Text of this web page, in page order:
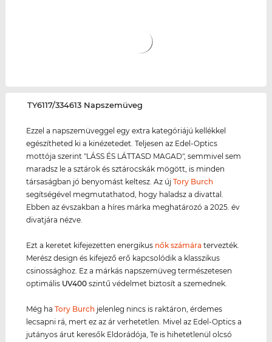
‌TY6117/334613 Napszemüveg
Ezzel a napszemüveggel egy extra kategóriájú kellékkel
egészítheted ki a kinézetedet. Teljesen az Edel-Optics
mottója szerint "LÁSS ÉS LÁTTASD MAGAD", semmivel sem
maradsz le a sztárok és sztárocskák mögött, is minden
társaságban jó benyomást keltesz. Az újTory Burch
segítségével megmutathatod, hogy haladsz a divattal.
Ebben az évszakban a híres márka meghatározó a 2025. év
divatjára nézve.
Ezt a keretet kifejezetten energikus nők számára tervezték.
Merész design és kifejező erő kapcsolódik a klasszikus
csinossághoz. Ez a márkás napszemüveg természetesen
optimális UV400 szintű védelmet biztosít a szemednek.
Még haTory Burch jelenleg nincs is raktáron, érdemes
lecsapni rá, mert ez az ár verhetetlen. Mivel az Edel-Optics a
jutányos árut keresők Eldorádója, Te is hihetetlenül olcsó